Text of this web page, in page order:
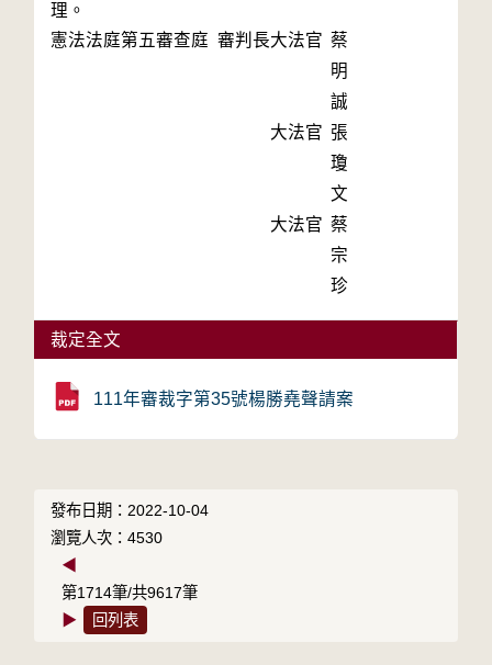
理。
憲法法庭第五審查庭 審判長大法官 蔡
明
誠
大法官 張
瓊
文
大法官 蔡
宗
珍
裁定全文
111年審裁字第35號楊勝堯聲請案
發布日期：2022-10-04
瀏覽人次：4530
◀
第1714筆/共9617筆
▶
回列表